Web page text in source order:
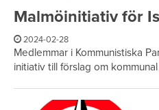
Malmöinitiativ för
2024-02-28
Medlemmar i Kommunistiska
initiativ till förslag om